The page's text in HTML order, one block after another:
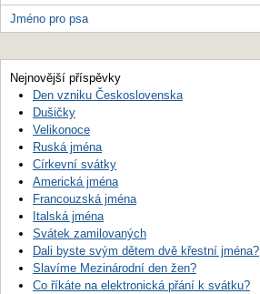
Jméno pro psa
Nejnovější příspěvky
Den vzniku Československa
Dušičky
Velikonoce
Ruská jména
Církevní svátky
Americká jména
Francouzská jména
Italská jména
Svátek zamilovaných
Dali byste svým dětem dvě křestní jména?
Slavíme Mezinárodní den žen?
Co říkáte na elektronická přání k svátku?